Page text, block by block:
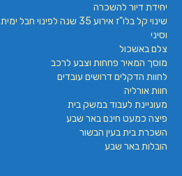
יחידת דיור להשכרה
שינוי קל בלו"ז אירוע 35 שנה לפינוי חבל ימית
וסיני
צלם באשכול
מוסך המאיר פחחות וצבע לרכב
לחוות הדקלים דרושים עובדים
חוות אורליה
מעוניינת לעבוד במשק בית
פיצה כמעט חינם באר שבע
השכרת בית בעין הבשור
הובלות באר שבע